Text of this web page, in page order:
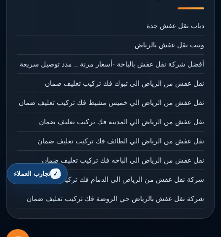
دباب نقل عفش جدة
ونيت نقل عفش بالرياض
أفضل شركة نقل عفش بالباحة -أسعار مرنة .. مدد توصيل سريعة
نقل عفش من الرياض الي تبوك فك تركيب تعليف ضمان
نقل عفش من الرياض الي خميس مشيط فك تركيب تعليف ضمان
نقل عفش من الرياض الي المدينه فك تركيب تعليف ضمان
نقل عفش من الرياض الي الطائف فك تركيب تعليف ضمان
نقل عفش من الرياض الي الباحه فك تركيب تعليف ضمان
شركة نقل عفش من الرياض الي الدمام فك تركيب تعليف ضمان
شركة نقل عفش بالرياض حي الروضة فك تركيب تعليف ضمان
تجارب العملاء